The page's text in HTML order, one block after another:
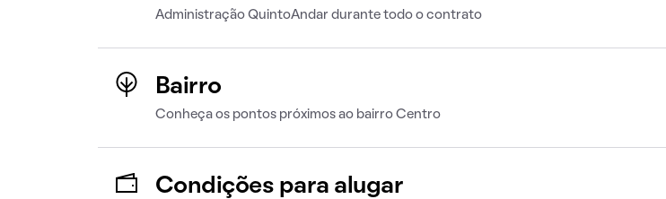
Administração QuintoAndar durante todo o contrato
Bairro
Conheça os pontos próximos ao bairro Centro
Condições para alugar